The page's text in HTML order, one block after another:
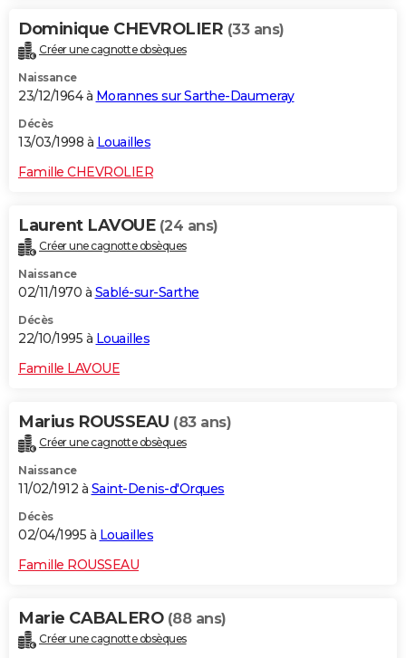
Dominique CHEVROLIER (33 ans)
Créer une cagnotte obsèques
Naissance
23/12/1964 à Morannes sur Sarthe-Daumeray
Décès
13/03/1998 à Louailles
Famille CHEVROLIER
Laurent LAVOUE (24 ans)
Créer une cagnotte obsèques
Naissance
02/11/1970 à Sablé-sur-Sarthe
Décès
22/10/1995 à Louailles
Famille LAVOUE
Marius ROUSSEAU (83 ans)
Créer une cagnotte obsèques
Naissance
11/02/1912 à Saint-Denis-d'Orques
Décès
02/04/1995 à Louailles
Famille ROUSSEAU
Marie CABALERO (88 ans)
Créer une cagnotte obsèques